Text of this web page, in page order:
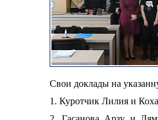
Свои доклады на
1. Куротчик Лилия и